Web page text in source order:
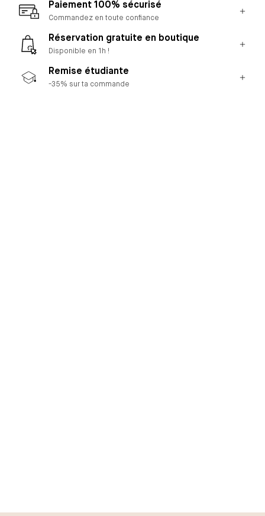
Paiement 100% sécurisé
Commandez en toute confiance
Réservation gratuite en boutique
Disponible en 1h !
Remise étudiante
-35% sur ta commande